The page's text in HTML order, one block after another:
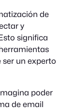
de
y
significa
ser un experto
poder
de email